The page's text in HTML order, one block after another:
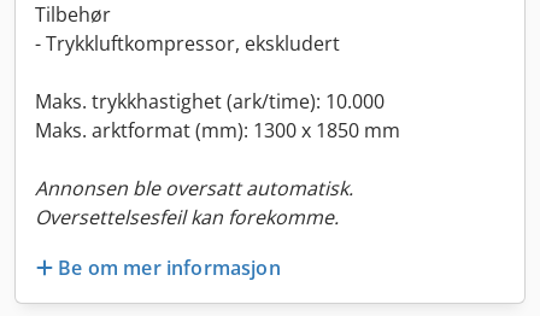
Tilbehør
- Trykkluftkompressor, ekskludert
Maks. trykkhastighet (ark/time): 10.000
Maks. arktformat (mm): 1300 x 1850 mm
Annonsen ble oversatt automatisk.
Oversettelsesfeil kan forekomme.
Be om mer informasjon